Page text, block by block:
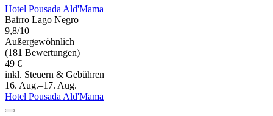
Hotel Pousada Ald'Mama
Bairro Lago Negro
9,8/10
Außergewöhnlich
(181 Bewertungen)
49 €
inkl. Steuern & Gebühren
16. Aug.–17. Aug.
Hotel Pousada Ald'Mama